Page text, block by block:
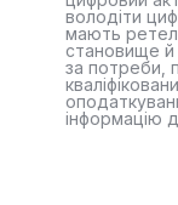
володіти
мають
становище й
за потреби,
інформацію